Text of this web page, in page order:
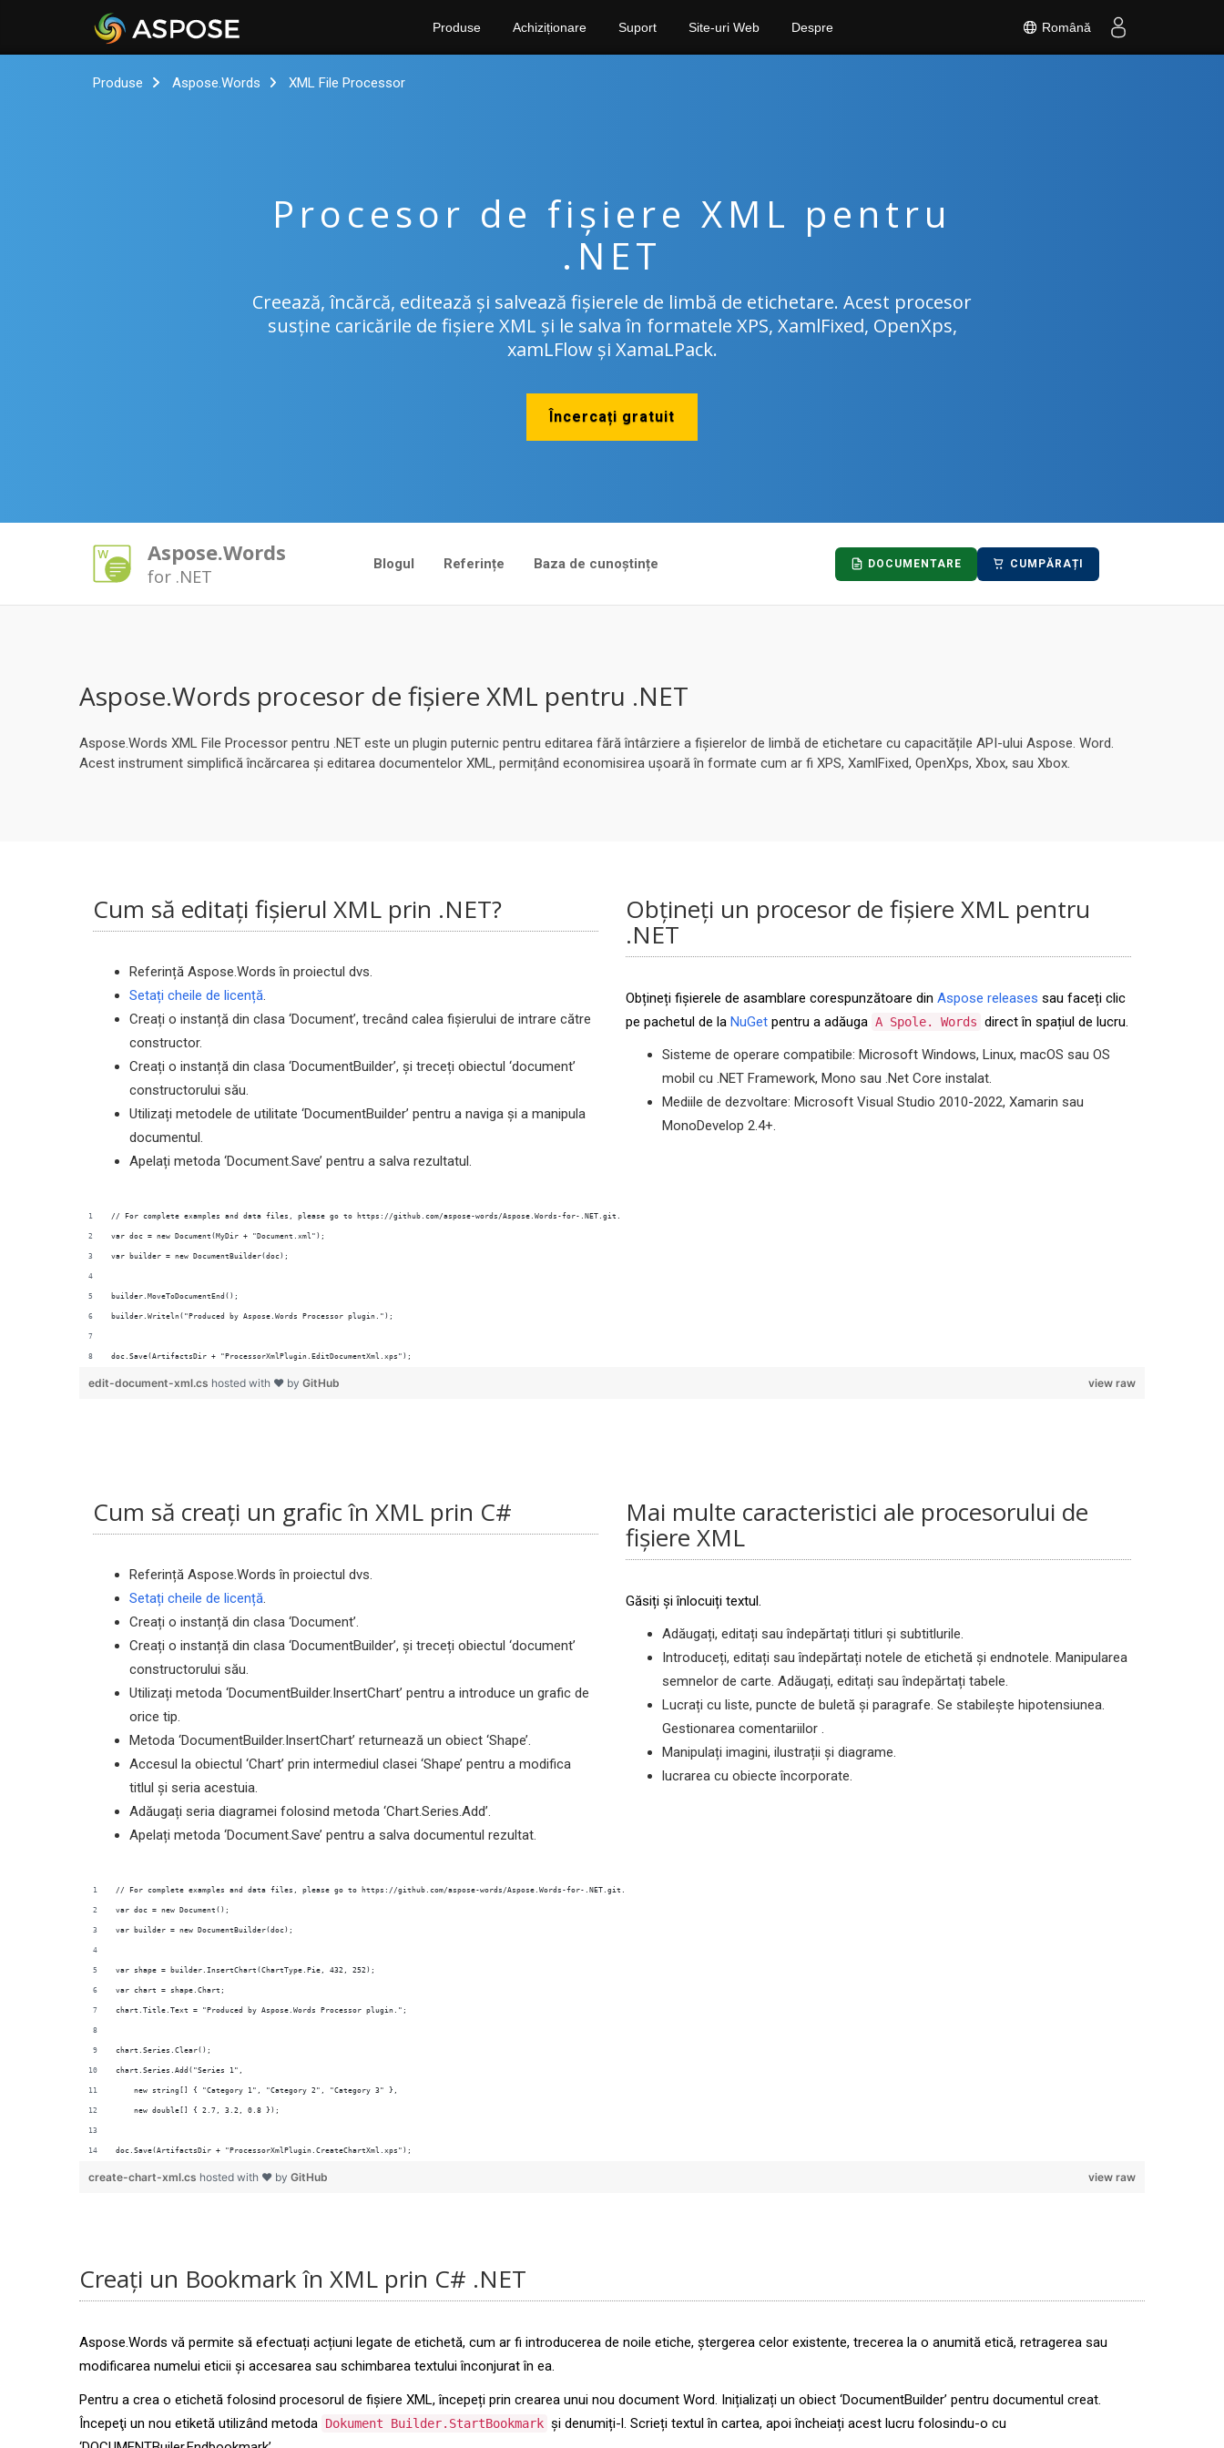
Română
Produse Achiziționare Suport Site-uri Web Despre
Produse Aspose.Words XML File Processor
Procesor de fișiere XML pentru
.NET
Creează, încărcă, editează și salvează fișierele de limbă de etichetare. Acest procesor
susține caricările de fișiere XML și le salva în formatele XPS, XamlFixed, OpenXps,
xamLFlow și XamaLPack.
Încercați gratuit
Aspose.Words
for .NET
Blogul Referințe Baza de cunoștințe DOCUMENTARE CUMPĂRAȚI
Aspose.Words procesor de fișiere XML pentru .NET
Aspose.Words XML File Processor pentru .NET este un plugin puternic pentru editarea fără întârziere a fișierelor de limbă de etichetare cu capacitățile API-ului Aspose. Word.
Acest instrument simplifică încărcarea și editarea documentelor XML, permițând economisirea ușoară în formate cum ar fi XPS, XamlFixed, OpenXps, Xbox, sau Xbox.
Cum să editați fișierul XML prin .NET?
Referință Aspose.Words în proiectul dvs.
Setați cheile de licență.
Creați o instanță din clasa ‘Document’, trecând calea fișierului de intrare către
constructor.
Creați o instanță din clasa ‘DocumentBuilder’, și treceți obiectul ‘document’
constructorului său.
Utilizați metodele de utilitate ‘DocumentBuilder’ pentru a naviga și a manipula
documentul.
Apelați metoda ‘Document.Save’ pentru a salva rezultatul.
Obțineți un procesor de fișiere XML pentru
.NET
Obțineți fișierele de asamblare corespunzătoare din Aspose releases sau faceți clic
pe pachetul de la NuGet pentru a adăuga A Spole. Words direct în spațiul de lucru.
Sisteme de operare compatibile: Microsoft Windows, Linux, macOS sau OS
mobil cu .NET Framework, Mono sau .Net Core instalat.
Mediile de dezvoltare: Microsoft Visual Studio 2010-2022, Xamarin sau
MonoDevelop 2.4+.
doc.Save(ArtifactsDir + "ProcessorXmlPlugin.EditDocumentXml.xps");
view raw
edit-document-xml.cs hosted with ❤ by GitHub
Cum să creați un grafic în XML prin C#
Referință Aspose.Words în proiectul dvs.
Setați cheile de licență.
Creați o instanță din clasa ‘Document’.
Creați o instanță din clasa ‘DocumentBuilder’, și treceți obiectul ‘document’
constructorului său.
Utilizați metoda ‘DocumentBuilder.InsertChart’ pentru a introduce un grafic de
orice tip.
Metoda ‘DocumentBuilder.InsertChart’ returnează un obiect ‘Shape’.
Accesul la obiectul ‘Chart’ prin intermediul clasei ‘Shape’ pentru a modifica
titlul și seria acestuia.
Adăugați seria diagramei folosind metoda ‘Chart.Series.Add’.
Apelați metoda ‘Document.Save’ pentru a salva documentul rezultat.
Mai multe caracteristici ale procesorului de
fișiere XML
Găsiți și înlocuiți textul.
Adăugați, editați sau îndepărtați titluri și subtitlurile.
Introduceți, editați sau îndepărtați notele de etichetă și endnotele. Manipularea
semnelor de carte. Adăugați, editați sau îndepărtați tabele.
Lucrați cu liste, puncte de buletă și paragrafe. Se stabilește hipotensiunea.
Gestionarea comentariilor .
Manipulați imagini, ilustrații și diagrame.
lucrarea cu obiecte încorporate.
doc.Save(ArtifactsDir + "ProcessorXmlPlugin.CreateChartXml.xps");
view raw
create-chart-xml.cs hosted with ❤ by GitHub
Creați un Bookmark în XML prin C# .NET
Aspose.Words vă permite să efectuați acțiuni legate de etichetă, cum ar fi introducerea de noile etiche, ștergerea celor existente, trecerea la o anumită etică, retragerea sau
modificarea numelui eticii și accesarea sau schimbarea textului înconjurat în ea.
Pentru a crea o etichetă folosind procesorul de fișiere XML, începeți prin crearea unui nou document Word. Inițializați un obiect ‘DocumentBuilder’ pentru documentul creat.
Începeţi un nou etiketă utilizând metoda Dokument Builder.StartBookmark și denumiți-l. Scrieți textul în cartea, apoi încheiați acest lucru folosindu-o cu